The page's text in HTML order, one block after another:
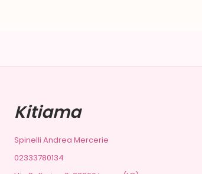
Kitiama
Spinelli Andrea Mercerie
02333780134